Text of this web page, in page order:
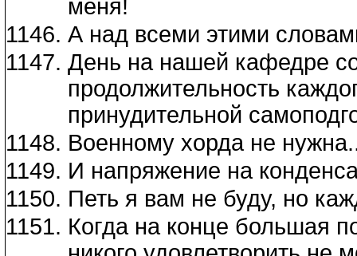
меня!
А над всеми этими
День на нашей кафедре
продолжительность
принудительной
Военному хорда не
И напряжение на
Петь я вам не буду, но
Когда на конце большая